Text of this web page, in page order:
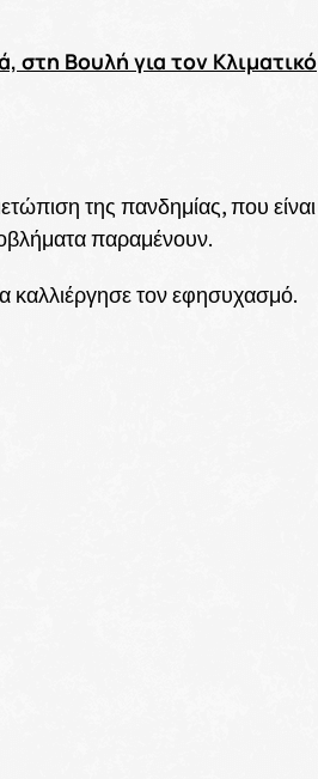
στη Βουλή για τον Κλιματικό
της πανδημίας, που είναι
παραμένουν.
τον εφησυχασμό.